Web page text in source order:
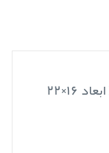
برچسب پارک ممنوع مدل no parking ( ابعاد ۱۶×۲۲